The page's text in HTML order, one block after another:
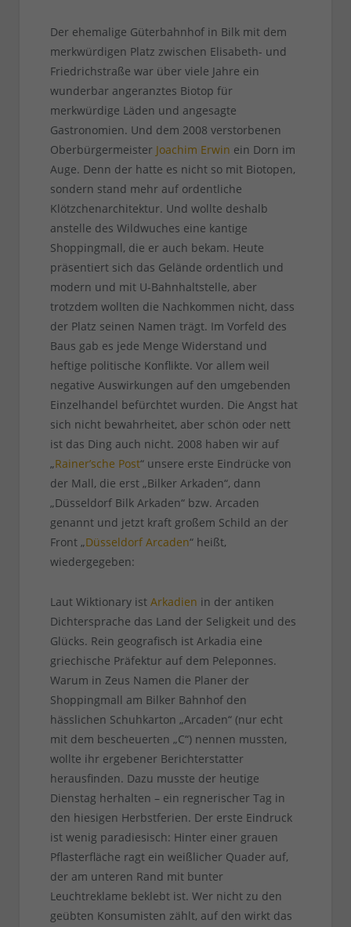
Der ehemalige Güterbahnhof in Bilk mit dem
merkwürdigen Platz zwischen Elisabeth- und
Friedrichstraße war über viele Jahre ein
wunderbar angeranztes Biotop für
merkwürdige Läden und angesagte
Gastronomien. Und dem 2008 verstorbenen
Oberbürgermeister Joachim Erwin ein Dorn im
Auge. Denn der hatte es nicht so mit Biotopen,
sondern stand mehr auf ordentliche
Klötzchenarchitektur. Und wollte deshalb
anstelle des Wildwuches eine kantige
Shoppingmall, die er auch bekam. Heute
präsentiert sich das Gelände ordentlich und
modern und mit U-Bahnhaltstelle, aber
trotzdem wollten die Nachkommen nicht, dass
der Platz seinen Namen trägt. Im Vorfeld des
Baus gab es jede Menge Widerstand und
heftige politische Konflikte. Vor allem weil
negative Auswirkungen auf den umgebenden
Einzelhandel befürchtet wurden. Die Angst hat
sich nicht bewahrheitet, aber schön oder nett
ist das Ding auch nicht. 2008 haben wir auf
„Rainer’sche Post“ unsere erste Eindrücke von
der Mall, die erst „Bilker Arkaden“, dann
„Düsseldorf Bilk Arkaden“ bzw. Arcaden
genannt und jetzt kraft großem Schild an der
Front „Düsseldorf Arcaden“ heißt,
wiedergegeben:
Laut Wiktionary ist Arkadien in der antiken
Dichtersprache das Land der Seligkeit und des
Glücks. Rein geografisch ist Arkadia eine
griechische Präfektur auf dem Peleponnes.
Warum in Zeus Namen die Planer der
Shoppingmall am Bilker Bahnhof den
hässlichen Schuhkarton „Arcaden“ (nur echt
mit dem bescheuerten „C“) nennen mussten,
wollte ihr ergebener Berichterstatter
herausfinden. Dazu musste der heutige
Dienstag herhalten – ein regnerischer Tag in
den hiesigen Herbstferien. Der erste Eindruck
ist wenig paradiesisch: Hinter einer grauen
Pflasterfläche ragt ein weißlicher Quader auf,
der am unteren Rand mit bunter
Leuchtreklame beklebt ist. Wer nicht zu den
geübten Konsumisten zählt, auf den wirkt das